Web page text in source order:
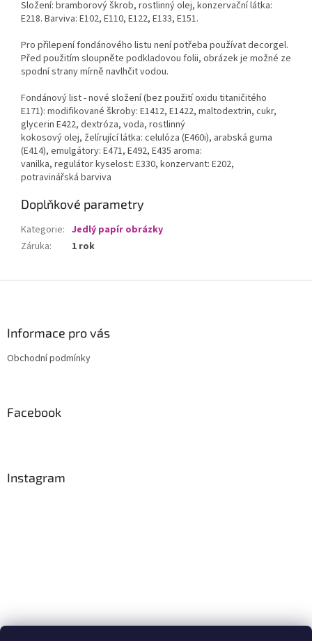
Složení: bramborový škrob, rostlinný olej, konzervační látka:
E218. Barviva: E102, E110, E122, E133, E151.
Pro přilepení fondánového listu není potřeba používat decorgel.
Před použitím sloupněte podkladovou folii, obrázek je možné ze
spodní strany mírně navlhčit vodou.
Fondánový list - nové složení (bez použití oxidu titaničitého
E171): modifikované škroby: E1412, E1422, maltodextrin, cukr,
glycerin E422, dextróza, voda, rostlinný
kokosový olej, želírující látka: celulóza (E460i), arabská guma
(E414), emulgátory: E471, E492, E435 aroma:
vanilka, regulátor kyselost: E330, konzervant: E202,
potravinářská barviva
Doplňkové parametry
Kategorie: Jedlý papír obrázky
Záruka: 1 rok
Informace pro vás
Obchodní podmínky
Facebook
Instagram